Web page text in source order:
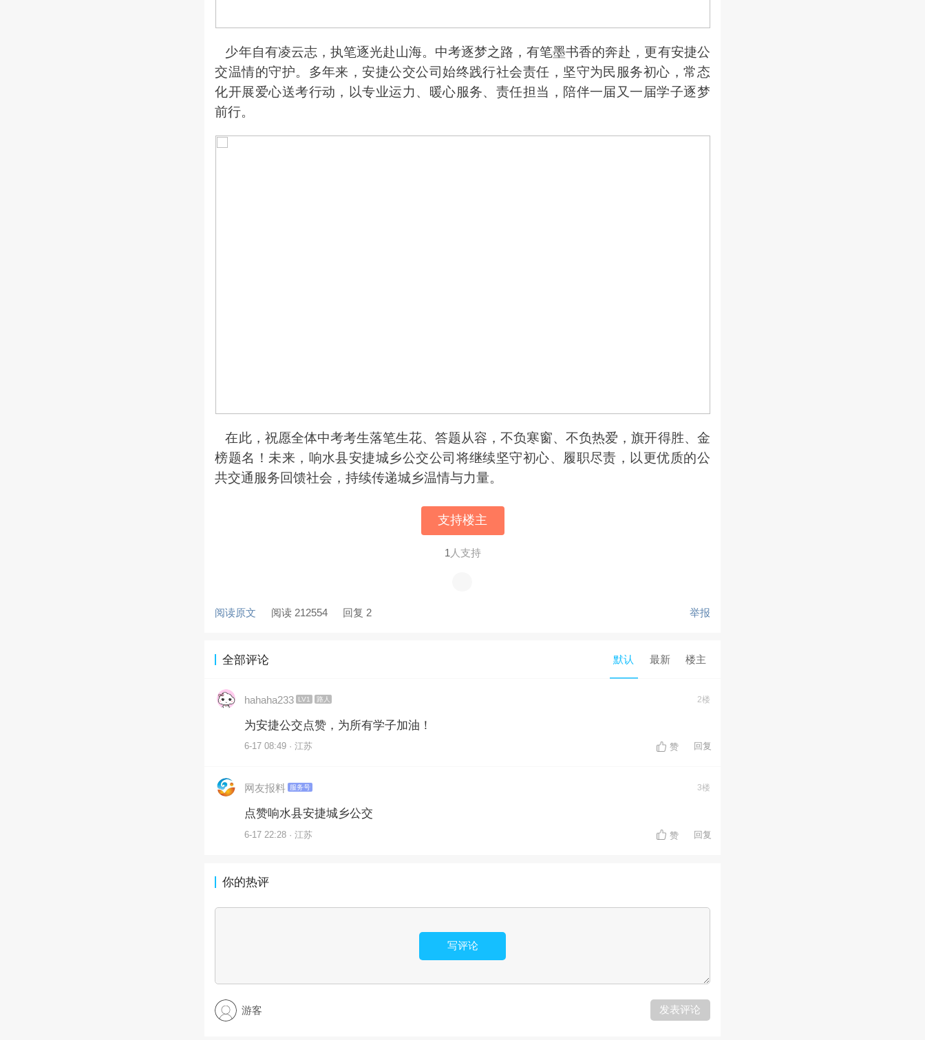
少年自有凌云志，执笔逐光赴山海。中考逐梦之路，有笔墨书香的奔赴，更有安捷公
交温情的守护。多年来，安捷公交公司始终践行社会责任，坚守为民服务初心，常态
化开展爱心送考行动，以专业运力、暖心服务、责任担当，陪伴一届又一届学子逐梦
前行。
在此，祝愿全体中考考生落笔生花、答题从容，不负寒窗、不负热爱，旗开得胜、金
榜题名！未来，响水县安捷城乡公交公司将继续坚守初心、履职尽责，以更优质的公
共交通服务回馈社会，持续传递城乡温情与力量。
支持楼主
1 人支持
阅读原文 阅读 212554 回复 2 举报
全部评论 默认 最新 楼主
hahaha233 LV1 路人 2楼
为安捷公交点赞，为所有学子加油！
6-17 08:49 · 江苏 赞 回复
网友报料 服务号 3楼
点赞响水县安捷城乡公交
6-17 22:28 · 江苏 赞 回复
你的热评
写评论
游客 发表评论